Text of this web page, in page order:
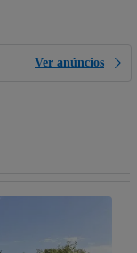
Ver anúncios